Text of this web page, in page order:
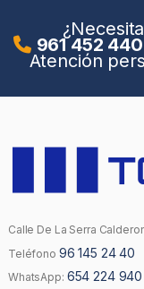
961 452 440
Atención
Calle De La Serra
Teléfono 96 145 24 40
WhatsApp: 654 224 940